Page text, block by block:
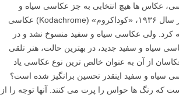
عکاس ها هیچ انتخابی به جز عکاسی سیاه و
سفید نداشتند. سپس در سال ۱۹۳۶، «کوداکروم» (Kodachrome) عکاسی
کرد. ولی عکاسی سیاه و سفید منسوخ نشد و در
سیاه و سفید جدید، در بهترین حالت، هنر تلقی
از آن به عنوان خالص ترین نوع عکاسی یاد
سیاه و سفید اینقدر تحسین برانگیز شده است؟
که رنگ ها حواس را پرت می کنند. آنها توجه را از